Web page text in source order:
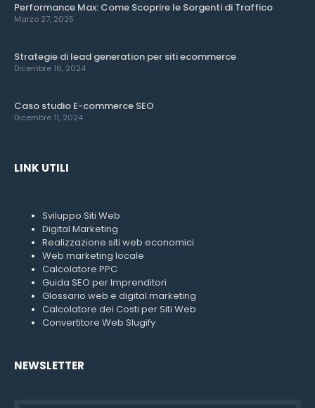
Performance Max: Come Scoprire le Sorgenti di Traffico
Marzo 27, 2025
Strategie di lead generation per siti ecommerce
Dicembre 16, 2024
Caso studio E-commerce SEO
Dicembre 11, 2024
LINK UTILI
Sviluppo Siti Web
Digital Marketing
Realizzazione siti web economici
Web marketing locale
Calcolatore PPC
Guida SEO per Imprenditori
Glossario web e digital marketing
Calcolatore dei Costi per Siti Web
Convertitore Web Slugify
NEWSLETTER